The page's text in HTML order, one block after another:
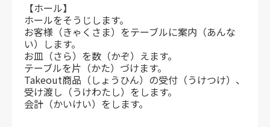
【ホール】
ホールをそうじします。
お客様（きゃくさま）をテーブルに案内（あんな
い）します。
お皿（さら）を数（かぞ）えます。
テーブルを片（かた）づけます。
Takeout商品（しょうひん）の受付（うけつけ）、
受け渡し（うけわたし）をします。
会計（かいけい）をします。